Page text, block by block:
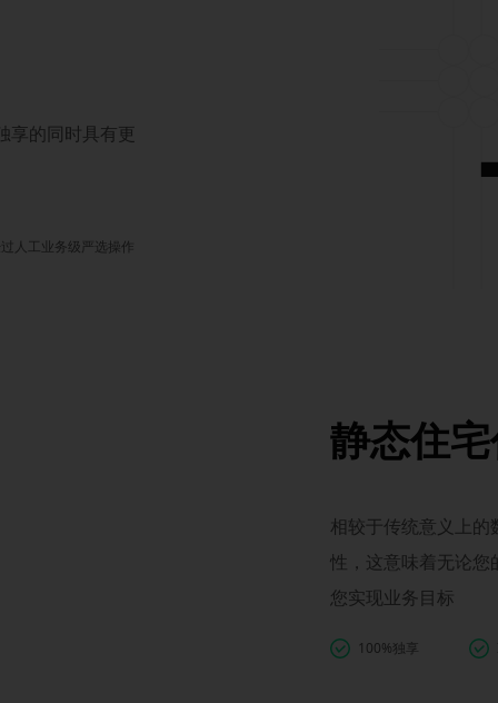
享的同时具有更
人工业务级严选操作
静态住
相较于传统意义上
性，这意味着无论您
您实现业务目标
100%独享